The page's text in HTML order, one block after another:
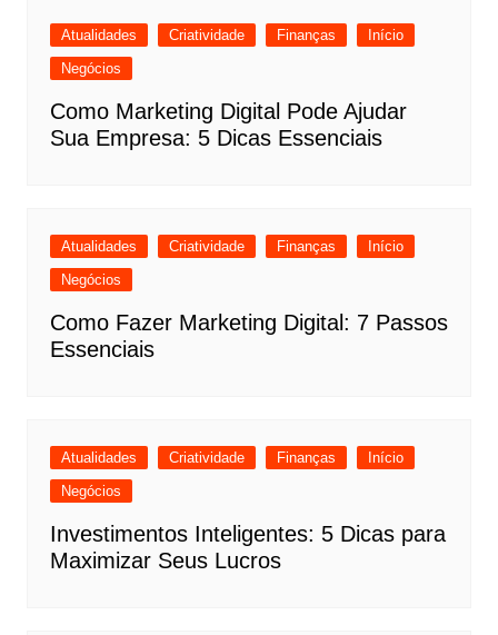
Atualidades Criatividade Finanças
Início
Negócios
Como Marketing Digital Pode Ajudar
Sua Empresa: 5 Dicas Essenciais
Atualidades Criatividade Finanças
Início
Negócios
Como Fazer Marketing Digital: 7 Passos
Essenciais
Atualidades Criatividade Finanças
Início
Negócios
Investimentos Inteligentes: 5 Dicas para
Maximizar Seus Lucros